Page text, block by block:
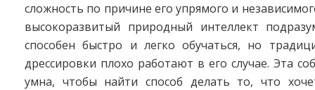
сложность по причине его упрямого и
высокоразвитый природный интеллект
способен быстро и легко обучаться, но
дрессировки плохо работают в его случае. Эта
умна, чтобы найти способ делать то, что